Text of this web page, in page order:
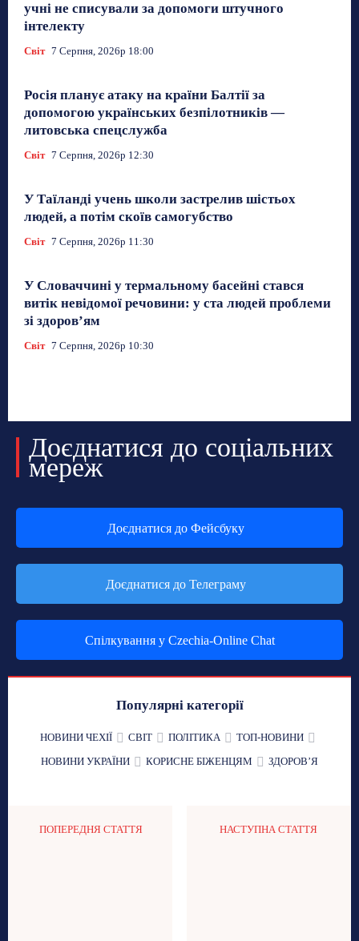
учні не списували за допомоги штучного
інтелекту
Світ 7 Серпня, 2026р 18:00
Росія планує атаку на країни Балтії за
допомогою українських безпілотників —
литовська спецслужба
Світ 7 Серпня, 2026р 12:30
У Таїланді учень школи застрелив шістьох
людей, а потім скоїв самогубство
Світ 7 Серпня, 2026р 11:30
У Словаччині у термальному басейні стався
витік невідомої речовини: у ста людей проблеми
зі здоров’ям
Світ 7 Серпня, 2026р 10:30
Доєднатися до соціальних
мереж
Доєднатися до Фейсбуку
Доєднатися до Телеграму
Спілкування у Czechia-Online Chat
Популярні категорії
НОВИНИ ЧЕХІЇ СВІТ ПОЛІТИКА
ТОП-НОВИНИ
НОВИНИ УКРАЇНИ
КОРИСНЕ БІЖЕНЦЯМ ЗДОРОВʼЯ
ПОПЕРЕДНЯ СТАТТЯ НАСТУПНА СТАТТЯ